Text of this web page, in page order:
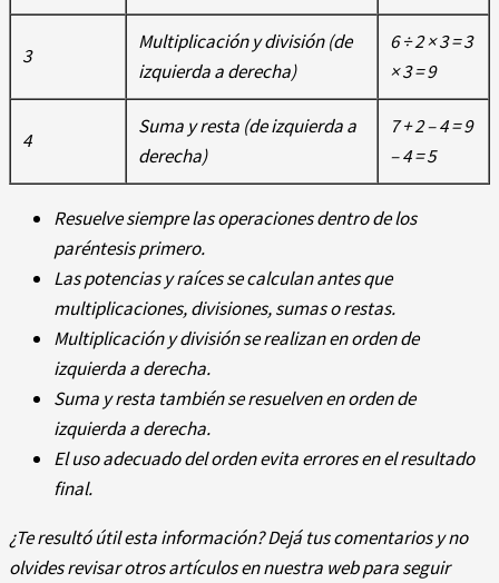
3
Multiplicación y división (de
izquierda a derecha)
6 ÷ 2 × 3 = 3
× 3 = 9
4
Suma y resta (de izquierda a
derecha)
7 + 2 – 4 = 9
– 4 = 5
Resuelve siempre las operaciones dentro de los
paréntesis primero.
Las potencias y raíces se calculan antes que
multiplicaciones, divisiones, sumas o restas.
Multiplicación y división se realizan en orden de
izquierda a derecha.
Suma y resta también se resuelven en orden de
izquierda a derecha.
El uso adecuado del orden evita errores en el resultado
final.
¿Te resultó útil esta información? Dejá tus comentarios y no
olvides revisar otros artículos en nuestra web para seguir